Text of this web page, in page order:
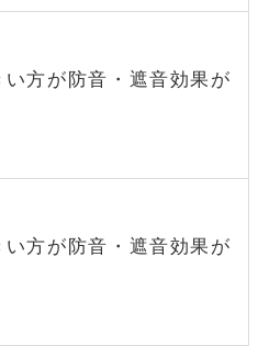
い方が防音・遮音効果が
い方が防音・遮音効果が